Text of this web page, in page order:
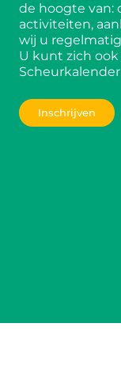
de hoogte van:
activiteiten,
wij u
U kunt zich
Inschrijven